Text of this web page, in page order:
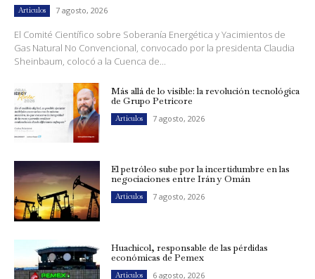
Artículos 7 agosto, 2026
El Comité Científico sobre Soberanía Energética y Yacimientos de
Gas Natural No Convencional, convocado por la presidenta Claudia
Sheinbaum, colocó a la Cuenca de...
Más allá de lo visible: la revolución tecnológica
de Grupo Petricore
Artículos 7 agosto, 2026
El petróleo sube por la incertidumbre en las
negociaciones entre Irán y Omán
Artículos 7 agosto, 2026
Huachicol, responsable de las pérdidas
económicas de Pemex
Artículos 6 agosto, 2026